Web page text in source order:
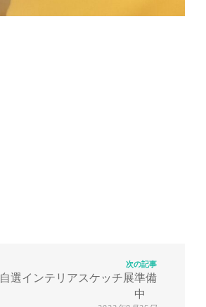
次の記事
自選インテリアスケッチ展準備
中